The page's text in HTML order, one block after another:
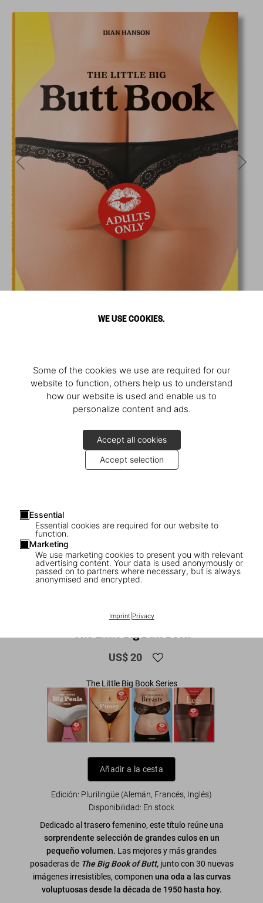
WE USE COOKIES.
Some of the cookies we use are required for our
website to function, others help us to understand
how our website is used and enable us to
personalize content and ads.
Accept all cookies
Accept selection
Essential
Essential cookies are required for our website to
function.
Marketing
We use marketing cookies to present you with relevant
advertising content. Your data is used anonymously or
passed on to partners where necessary, but is always
anonymised and encrypted.
Imprint| Privacy
1/7
ADULTS ONLY
The Little Big Butt Book
US$ 20
The Little Big Book Series
Añadir a la cesta
Edición: Plurilingüe (Alemán, Francés, Inglés)
Disponibilidad: En stock
Dedicado al trasero femenino, este título reúne una
sorprendente selección de grandes culos en un
pequeño volumen. Las mejores y más grandes
posaderas de The Big Book of Butt,junto con 30 nuevas
imágenes irresistibles, componen una oda a las curvas
voluptuosas desde la década de 1950 hasta hoy.